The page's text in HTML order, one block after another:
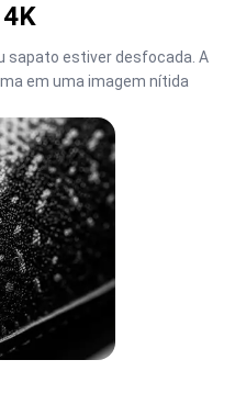
sapato estiver desfocada. A
em uma imagem nítida